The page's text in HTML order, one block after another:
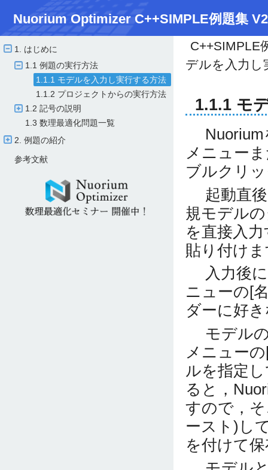
Nuorium Optimizer C++SIMPLE例題集
1. はじめに
1.1 例題の実行方法
1.1.1 モデルを入力し実行する方法
1.1.2 プロジェクトからの実行方法
1.2 記号の説明
1.3 数理最適化問題一覧
2. 例題の紹介
参考文献
C++SIMPLE
デルを入力し
1.1.1 モ
Nuorium
メニュー
ブルクリ
起動直後
規モデル
を直接入
貼り付け
入力後に
ニューの[
ダーに好
モデルの
メニュー
ルを指定
ると，
すので，
ースト)し
を付けて